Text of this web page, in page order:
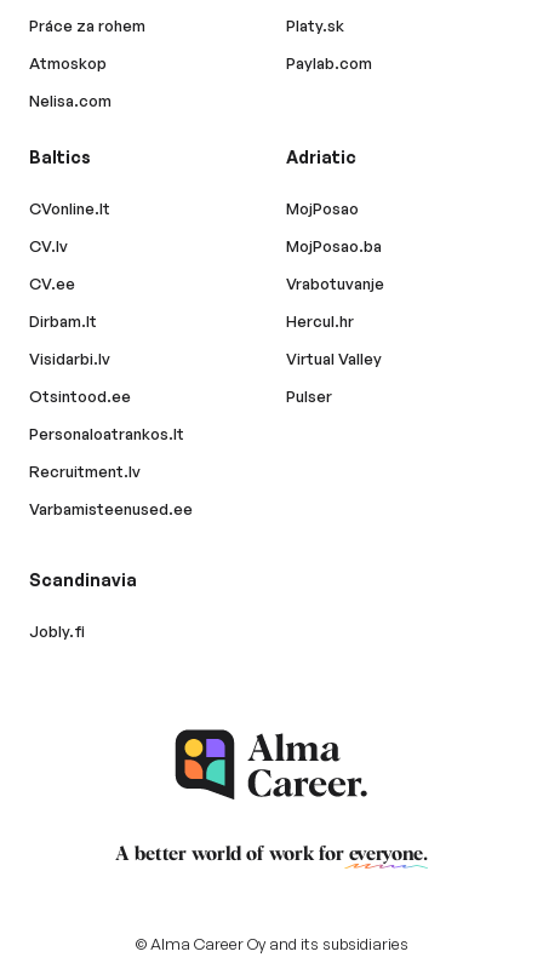
Práce za rohem
Atmoskop
Nelisa.com
Platy.sk
Paylab.com
Baltics
CVonline.lt
CV.lv
CV.ee
Dirbam.lt
Visidarbi.lv
Otsintood.ee
Personaloatrankos.lt
Recruitment.lv
Varbamisteenused.ee
Adriatic
MojPosao
MojPosao.ba
Vrabotuvanje
Hercul.hr
Virtual Valley
Pulser
Scandinavia
Jobly.fi
A better world of work for everyone.
© Alma Career Oy and its subsidiaries